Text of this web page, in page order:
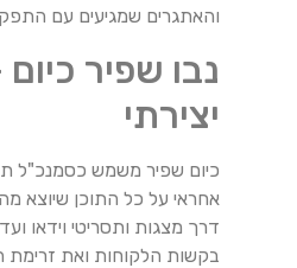
והאתגרים שמגיעים עם
נבו שפיר
יצירתי
כיום שפיר משמש כסמנכ"ל
אחראי על כל התוכן שיוצא
דרך מצגות ותסריטי וידאו
בקשות הלקוחות ואת זרימת